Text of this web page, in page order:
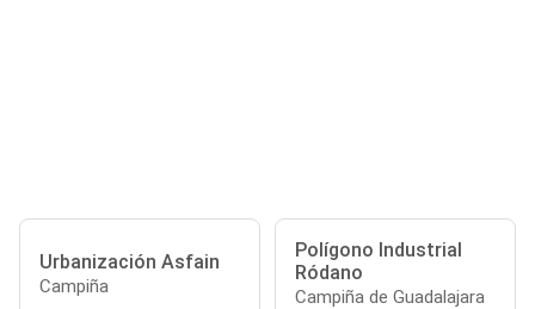
Urbanización Asfain
Campiña
Polígono Industrial
Ródano
Campiña de Guadalajara